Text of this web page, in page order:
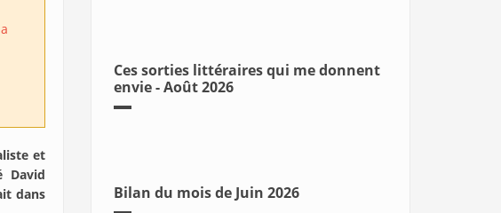
et
David
dans
Ces sorties littéraires qui me donnent
envie - Août 2026
Bilan du mois de Juin 2026